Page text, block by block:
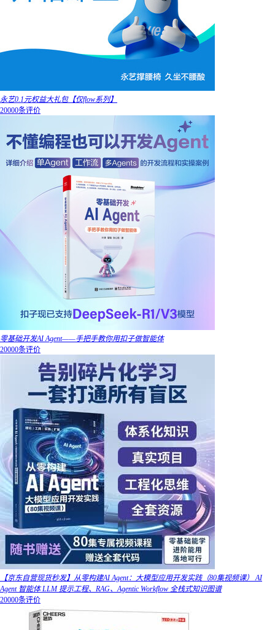
永艺0.1元权益大礼包【仅flow系列】
20000条评价
零基础开发AI Agent——手把手教你用扣子做智能体
20000条评价
【京东自营现货秒发】从零构建AI Agent：大模型应用开发实践（80集视频课） AI
Agent 智能体 LLM 提示工程、RAG、Agentic Workflow 全栈式知识图谱
20000条评价